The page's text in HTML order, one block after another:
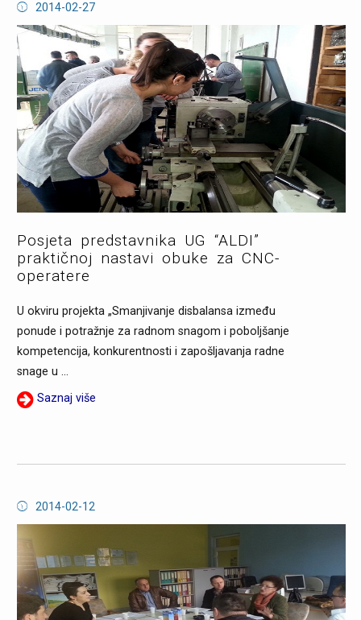
2014-02-27
Posjeta predstavnika UG “ALDI”
praktičnoj nastavi obuke za CNC-
operatere
U okviru projekta „Smanjivanje disbalansa između
ponude i potražnje za radnom snagom i poboljšanje
kompetencija, konkurentnosti i zapošljavanja radne
snage u ...
Saznaj više
2014-02-12